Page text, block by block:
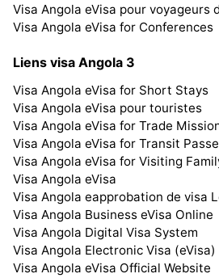
Visa Angola eVisa pour voyageurs
Visa Angola eVisa for Conferences
Liens visa Angola 3
Visa Angola eVisa for Short Stays
Visa Angola eVisa pour touristes
Visa Angola eVisa for Trade
Visa Angola eVisa for Transit
Visa Angola eVisa for Visiting
Visa Angola eVisa
Visa Angola eapprobation de visa
Visa Angola Business eVisa Online
Visa Angola Digital Visa System
Visa Angola Electronic Visa (eVisa)
Visa Angola eVisa Official Website